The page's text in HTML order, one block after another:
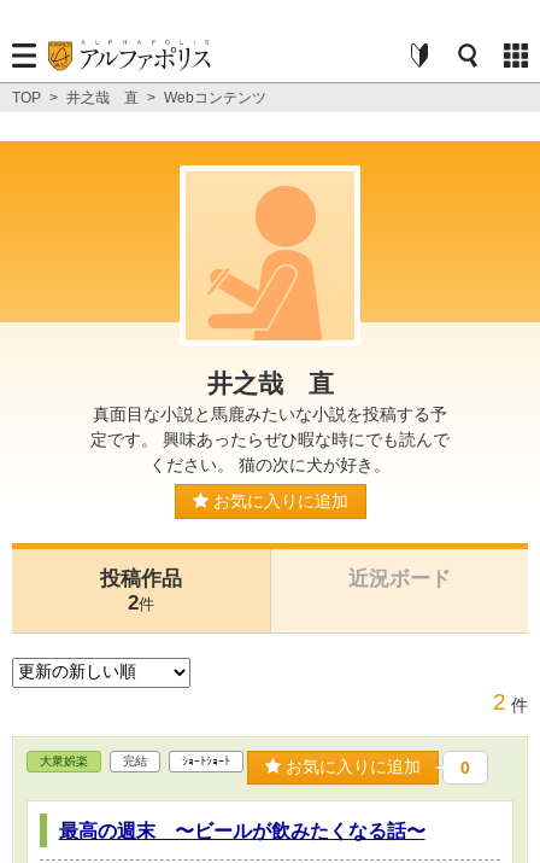
TOP > 井之哉 直 > Webコンテンツ
井之哉 直
真面目な小説と馬鹿みたいな小説を投稿する予
定です。 興味あったらぜひ暇な時にでも読んで
ください。 猫の次に犬が好き。
お気に入りに追加
投稿作品
2件
近況ボード
2 件
大衆娯楽 完結 ｼｮｰﾄｼｮｰﾄ お気に入りに追加 0
最高の週末 〜ビールが飲みたくなる話〜